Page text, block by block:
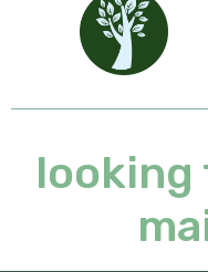
looking